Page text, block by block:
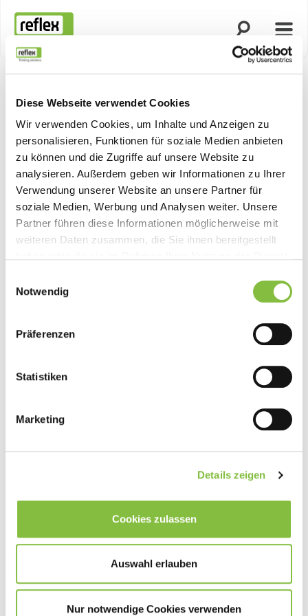
Diese Webseite verwendet Cookies
Wir verwenden Cookies, um Inhalte und Anzeigen zu
personalisieren, Funktionen für soziale Medien anbieten
zu können und die Zugriffe auf unsere Website zu
analysieren. Außerdem geben wir Informationen zu Ihrer
Verwendung unserer Website an unsere Partner für
soziale Medien, Werbung und Analysen weiter. Unsere
Partner führen diese Informationen möglicherweise mit
weiteren Daten zusammen, die Sie ihnen bereitgestellt
Notwendig
Präferenzen
Statistiken
Marketing
Details zeigen
Cookies zulassen
Auswahl erlauben
Nur notwendige Cookies verwenden
Startseite
Suche öffnen